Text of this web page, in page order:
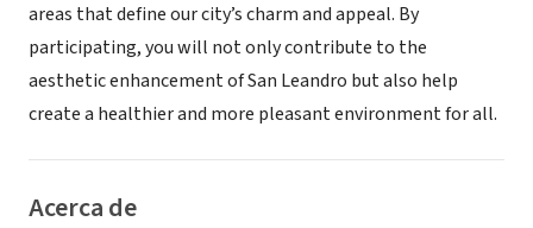
areas that define our city’s charm and appeal. By
participating, you will not only contribute to the
aesthetic enhancement of San Leandro but also help
create a healthier and more pleasant environment for all.
Acerca de